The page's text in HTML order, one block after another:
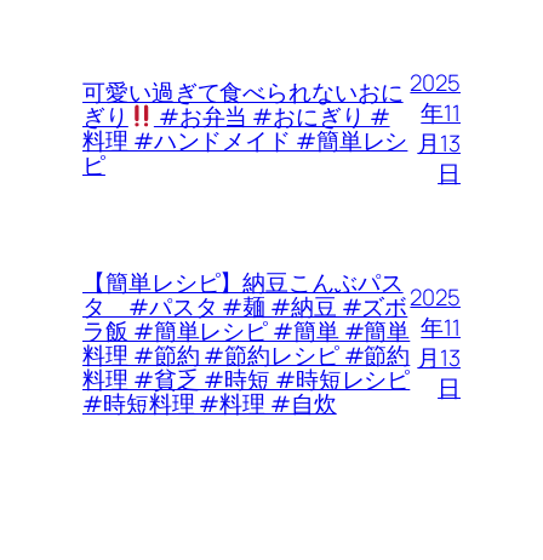
可愛い過ぎて食べられないおに
ぎり #お弁当 #おにぎり #
料理 #ハンドメイド #簡単レシ
ピ
2025
年11
月13
日
【簡単レシピ】納豆こんぶパス
タ #パスタ #麺 #納豆 #ズボ
ラ飯 #簡単レシピ #簡単 #簡単
料理 #節約 #節約レシピ #節約
料理 #貧乏 #時短 #時短レシピ
#時短料理 #料理 #自炊
2025
年11
月13
日